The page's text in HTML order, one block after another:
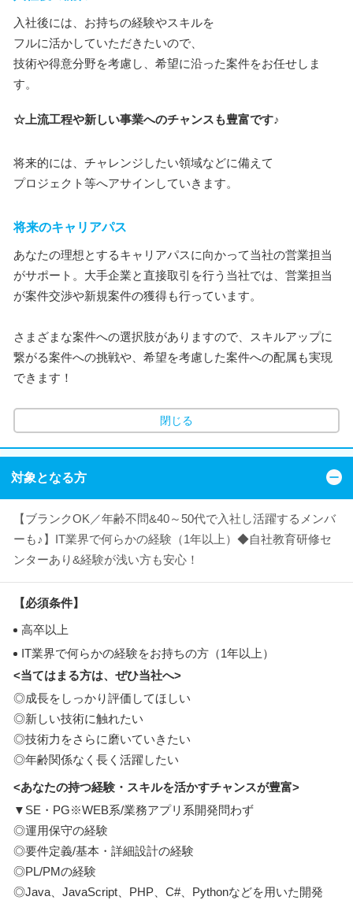
入社後には、お持ちの経験やスキルを
フルに活かしていただきたいので、
技術や得意分野を考慮し、希望に沿った案件をお任せしま
す。
☆上流工程や新しい事業へのチャンスも豊富です♪
将来的には、チャレンジしたい領域などに備えて
プロジェクト等へアサインしていきます。
将来のキャリアパス
あなたの理想とするキャリアパスに向かって当社の営業担当
がサポート。大手企業と直接取引を行う当社では、営業担当
が案件交渉や新規案件の獲得も行っています。
さまざまな案件への選択肢がありますので、スキルアップに
繋がる案件への挑戦や、希望を考慮した案件への配属も実現
できます！
閉じる
対象となる方
【ブランクOK／年齢不問&40～50代で入社し活躍するメンバ
ーも♪】IT業界で何らかの経験（1年以上）◆自社教育研修セ
ンターあり&経験が浅い方も安心！
【必須条件】
高卒以上
IT業界で何らかの経験をお持ちの方（1年以上）
<当てはまる方は、ぜひ当社へ>
◎成長をしっかり評価してほしい
◎新しい技術に触れたい
◎技術力をさらに磨いていきたい
◎年齢関係なく長く活躍したい
<あなたの持つ経験・スキルを活かすチャンスが豊富>
▼SE・PG※WEB系/業務アプリ系開発問わず
◎運用保守の経験
◎要件定義/基本・詳細設計の経験
◎PL/PMの経験
◎Java、JavaScript、PHP、C#、Pythonなどを用いた開発